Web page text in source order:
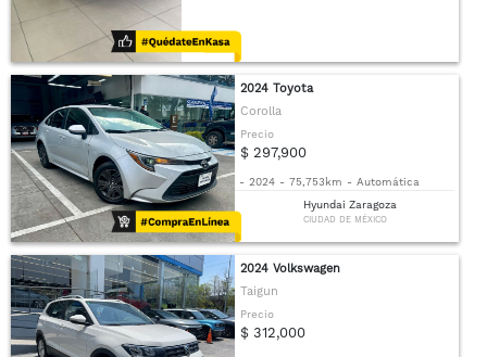
2024 Toyota
Corolla
Precio
$ 297,900
- 2024 - 75,753km - Automática
Hyundai Zaragoza
CIUDAD DE MÉXICO
2024 Volkswagen
Taigun
Precio
$ 312,000